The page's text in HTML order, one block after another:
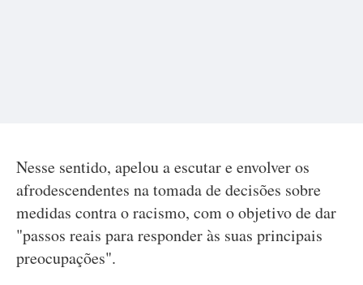
Nesse sentido, apelou a escutar e envolver os
afrodescendentes na tomada de decisões sobre
medidas contra o racismo, com o objetivo de dar
"passos reais para responder às suas principais
preocupações".